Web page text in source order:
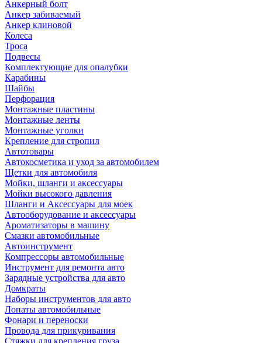
Анкерный болт
Анкер забиваемый
Анкер клиновой
Колеса
Троса
Подвесы
Комплектующие для опалубки
Карабины
Шайбы
Перфорация
Монтажные пластины
Монтажные ленты
Монтажные уголки
Крепление для стропил
Автотовары
Автокосметика и уход за автомобилем
Щетки для автомобиля
Мойки, шланги и аксессуары
Мойки высокого давления
Шланги и Аксессуары для моек
Автооборудование и аксессуары
Ароматизаторы в машину
Смазки автомобильные
Автоинструмент
Компрессоры автомобильные
Инструмент для ремонта авто
Зарядные устройства для авто
Домкраты
Наборы инструментов для авто
Лопаты автомобильные
Фонари и переноски
Провода для прикуривания
Стяжки для крепления груза